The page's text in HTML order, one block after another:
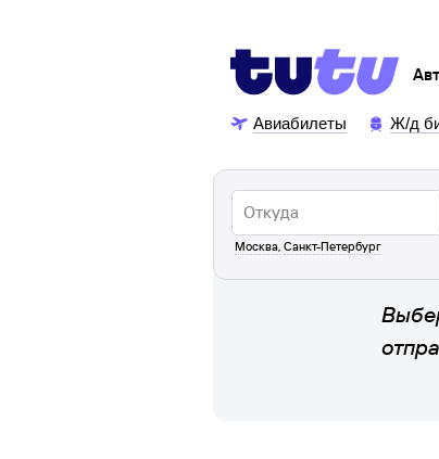
Авиабилеты Ж/д
Москва, Санкт-Петербург